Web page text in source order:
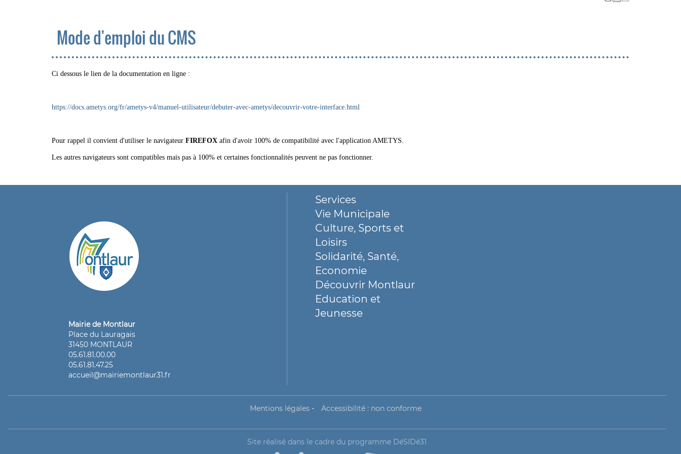
Mode d'emploi du CMS
Ci dessous le lien de la documentation en ligne :
https://docs.ametys.org/fr/ametys-v4/manuel-utilisateur/debuter-avec-ametys/decouvrir-votre-interface.html
Pour rappel il convient d'utiliser le navigateur FIREFOX afin d'avoir 100% de compatibilité avec l'application AMETYS.
Les autres navigateurs sont compatibles mais pas à 100% et certaines fonctionnalités peuvent ne pas fonctionner.
Mairie de Montlaur
Place du Lauragais
31450 MONTLAUR
05.61.81.00.00
05.61.81.47.25
accueil@mairiemontlaur31.fr
Services
Vie Municipale
Culture, Sports et
Loisirs
Solidarité, Santé,
Economie
Découvrir Montlaur
Education et
Jeunesse
Mentions légales- Accessibilité : non conforme
Site réalisé dans le cadre du programme DéSIDé31